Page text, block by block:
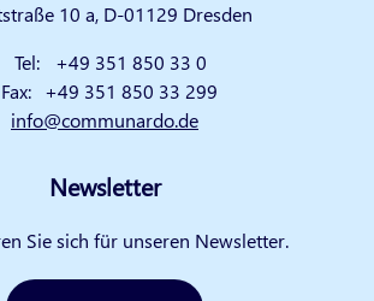
10 a, D-01129 Dresden
Tel:
+49 351 850 33 0
Fax: +49 351 850 33 299
info@communardo.de
Newsletter
Sie sich für unseren Newsletter.